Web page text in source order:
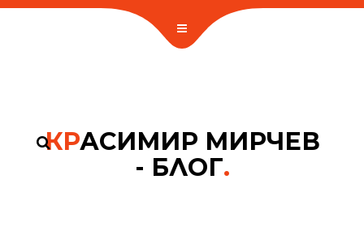
КРАСИМИР МИРЧЕВ
- БЛОГ.